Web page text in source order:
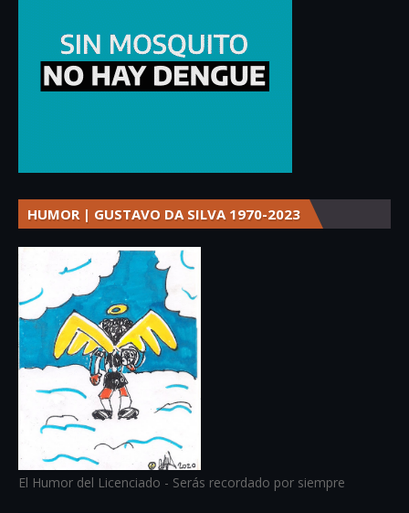
HUMOR | GUSTAVO DA SILVA 1970-2023
El Humor del Licenciado - Serás recordado por siempre